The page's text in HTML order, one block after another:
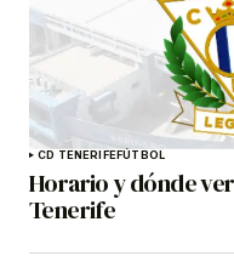
CD TENERIFEFÚTBOL
Horario y dónde ver
Tenerife